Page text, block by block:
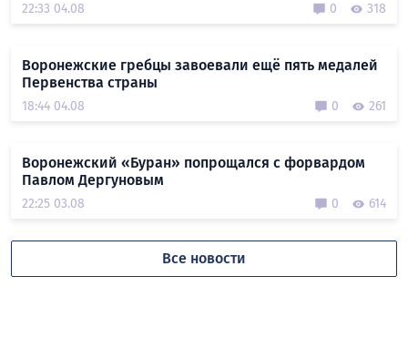
22:33 04.08 0 318
Воронежские гребцы завоевали ещё пять медалей
Первенства страны
18:44 04.08 0 261
Воронежский «Буран» попрощался с форвардом
Павлом Дергуновым
22:25 03.08 0 614
Все новости